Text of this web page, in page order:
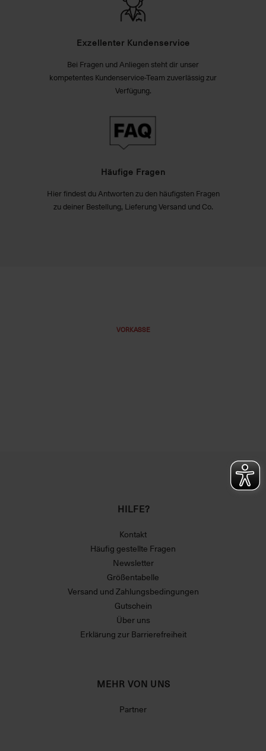
Exzellenter Kundenservice
Bei Fragen und Anliegen steht dir unser
kompetentes Kundenservice-Team zuverlässig zur
Verfügung.
Häufige Fragen
Hier findest du Antworten zu den häufigsten Fragen
zu deiner Bestellung, Lieferung Versand und Co.
VORKASSE
HILFE?
Kontakt
Häufig gestellte Fragen
Newsletter
Größentabelle
Versand und Zahlungsbedingungen
Gutschein
Über uns
Erklärung zur Barrierefreiheit
MEHR VON UNS
Partner